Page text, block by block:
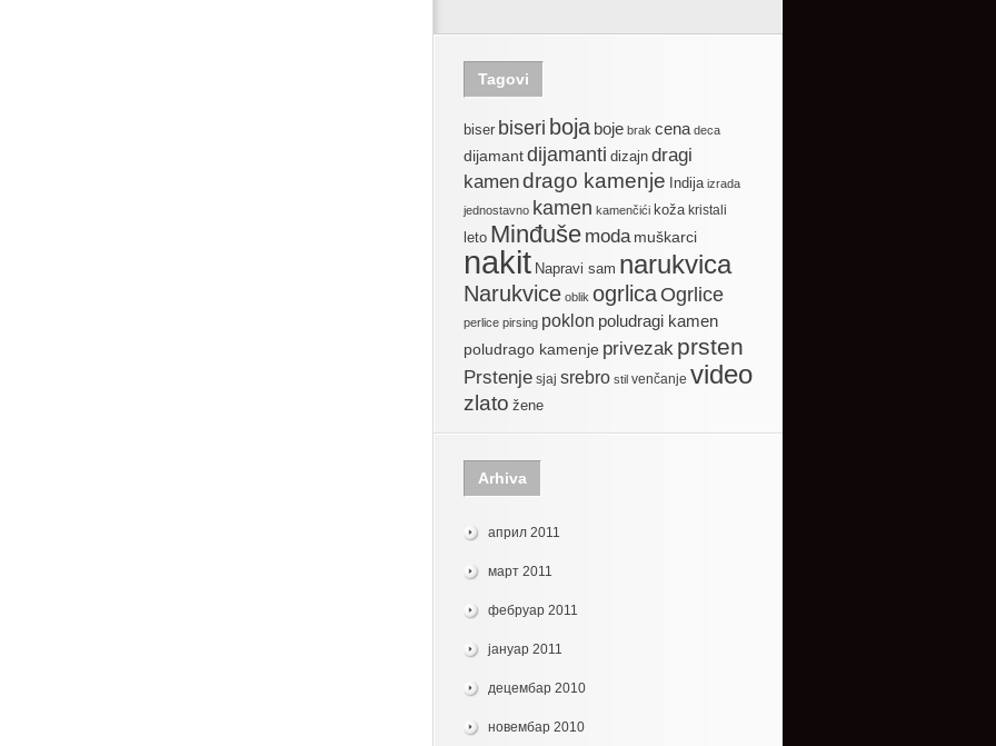
Tagovi
biser biseri boja boje brak cena deca
dijamantdijamanti dizajn dragi
kamendrago kamenje Indija izrada
jednostavno kamen kamenčići koža kristali
leto Minđuše moda muškarci
nakit Napravi sam narukvica
Narukvice oblik ogrlicaOgrlice
perlice pirsing poklon poludragi kamen
poludrago kamenje privezak prsten
Prstenje sjaj srebro stil venčanje video
zlato žene
Arhiva
април 2011
март 2011
фебруар 2011
јануар 2011
децембар 2010
новембар 2010